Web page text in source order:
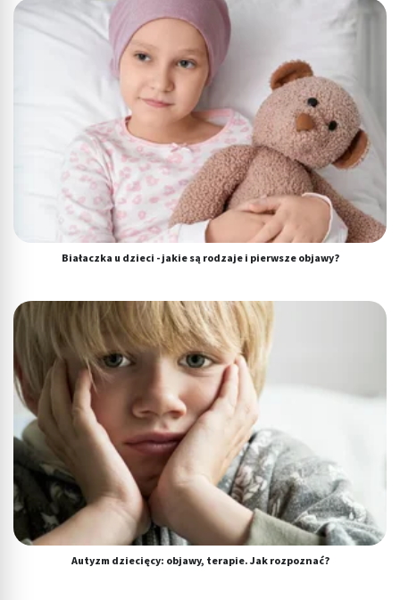
Białaczka u dzieci - jakie są rodzaje i pierwsze objawy?
Autyzm dziecięcy: objawy, terapie. Jak rozpoznać?